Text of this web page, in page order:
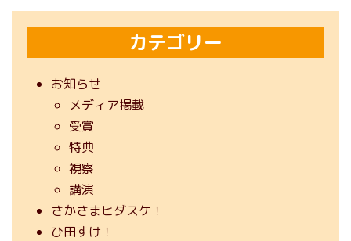
カテゴリー
お知らせ
メディア掲載
受賞
特典
視察
講演
さかさまヒダスケ！
ひ田すけ！